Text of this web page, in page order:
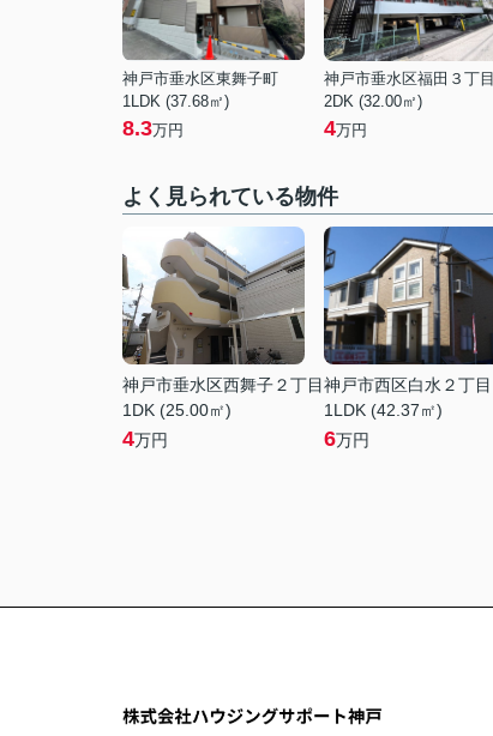
神戸市垂水区東舞子町
1LDK (37.68㎡)
8.3万円
神戸市垂水区福田３丁目
2DK (32.00㎡)
4万円
よく見られている物件
神戸市垂水区西舞子２丁目
1DK (25.00㎡)
4万円
神戸市西区白水２丁目
1LDK (42.37㎡)
6万円